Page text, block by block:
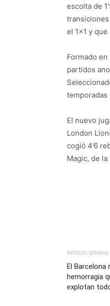
escolta de
el 1×1 y
Formado
partidos
temporadas
El nuevo
London
cogió 4’6
Magic, de
Artículo anterior
El Barcelona
hemorragia
explotan